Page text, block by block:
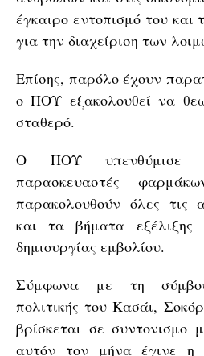
έγκαιρο εντοπισμό του και
για την διαχείριση των
Επίσης, παρόλο έχουν
ο ΠΟΥ εξακολουθεί να
σταθερό.
Ο ΠΟΥ υπενθύμισε
παρασκευαστές
παρακολουθούν όλες τις
και τα βήματα εξέλιξης
δημιουργίας εμβολίου.
Σύμφωνα με τη
πολιτικής του Κασάι,
βρίσκεται σε συντονισμο
αυτόν τον μήνα έγινε